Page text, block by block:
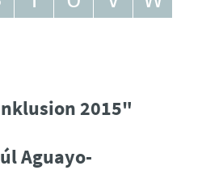
2015"
Aguayo-